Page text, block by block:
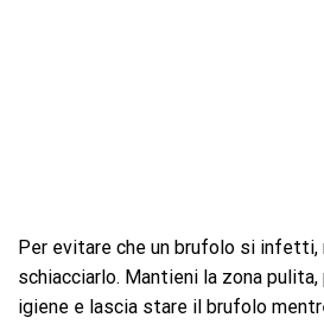
Per evitare che un brufolo si infetti,
schiacciarlo. Mantieni la zona pulita,
igiene e lascia stare il brufolo